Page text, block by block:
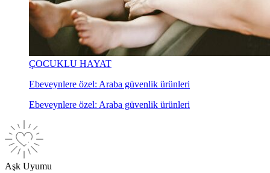
ÇOCUKLU HAYAT
Ebeveynlere özel: Araba güvenlik ürünleri
Ebeveynlere özel: Araba güvenlik ürünleri
Aşk Uyumu